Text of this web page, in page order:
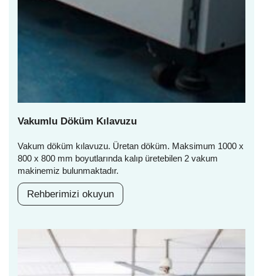
Vakumlu Döküm Kılavuzu
Vakum döküm kılavuzu. Üretan döküm. Maksimum 1000 x
800 x 800 mm boyutlarında kalıp üretebilen 2 vakum
makinemiz bulunmaktadır.
Rehberimizi okuyun